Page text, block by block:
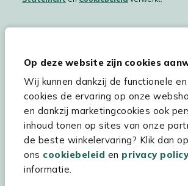
Op deze website zijn cookies
Wij kunnen dankzij de functionele
cookies de ervaring op onze
en dankzij marketingcookies ook
inhoud tonen op sites van onze
de beste winkelervaring? Klik dan
ons cookiebeleid en privacy policy
informatie.
Hulp & service
Assortiment
Kees Smit Tuinmeubelen
Experience Stores XXL